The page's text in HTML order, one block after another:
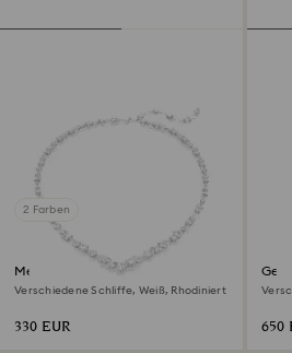
2 Farben
Mesmera Halskette
Verschiedene Schliffe, Weiß, Rhodiniert
330 EUR 650